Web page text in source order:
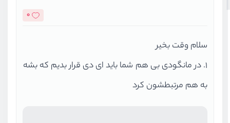
0
سلام وقت بخیر
۱. در مانگودی بی هم شما باید ای دی قرار بدیم که بشه
به هم مرتبطشون کرد